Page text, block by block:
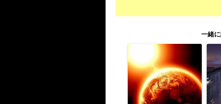
一緒